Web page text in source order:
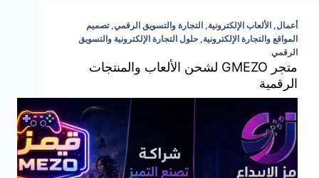
أعمال, الألعاب الإلكترونية, التجارة والتسويق الرقمي,تصميم
المواقع والتجارة الإلكترونية, حلول التجارة الإلكترونية والتسويق
الرقمي
متجر GMEZO لشحن الألعاب والمنتجات
الرقمية